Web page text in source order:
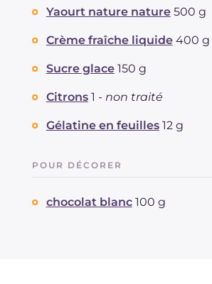
Cholestérol
Yaourt nature nature 500 g
Crème fraîche liquide 400 g
Sucre glace 150 g
Citrons 1 - non traité
Gélatine en feuilles 12 g
POUR DÉCORER
chocolat blanc 100 g